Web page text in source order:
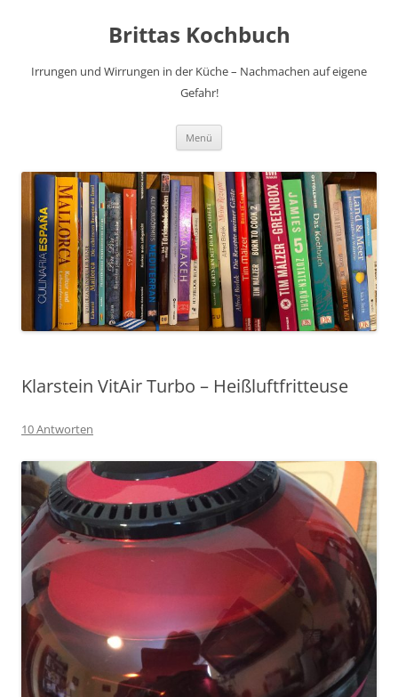
Brittas Kochbuch
Irrungen und Wirrungen in der Küche – Nachmachen auf eigene
Gefahr!
Menü
Klarstein VitAir Turbo – Heißluftfritteuse
10 Antworten